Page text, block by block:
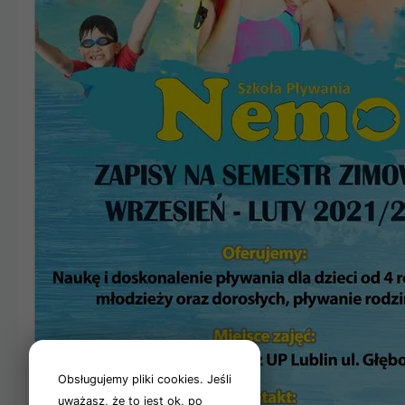
Obsługujemy pliki cookies. Jeśli
uważasz, że to jest ok, po